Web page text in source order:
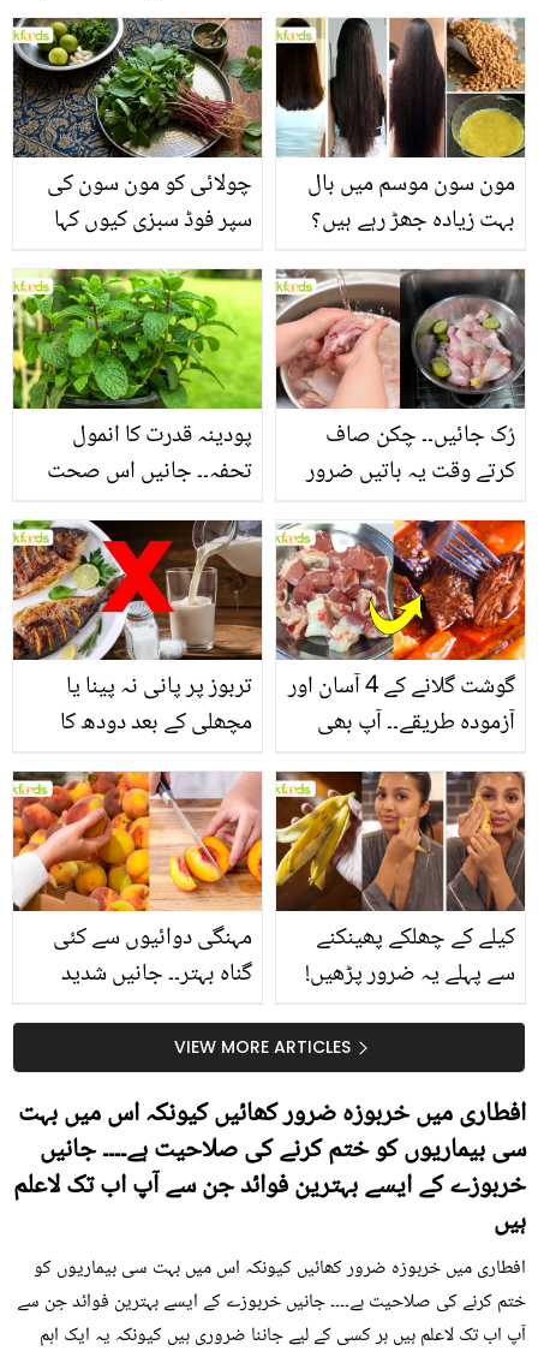
چولائی کو مون سون کی
سپر فوڈ سبزی کیوں کہا
منرلز اور اینٹی آکسیڈنٹس
سے بھرپور اس سبزی کے
فائدے
مون سون موسم میں بال
بہت زیادہ جھڑ رہے ہیں؟
بنانے کے چند قدرتی طریقے
پودینہ قدرت کا انمول
تحفہ۔۔ جانیں اس صحت
انگیز طبی فوائد
رُک جائیں۔۔ چکن صاف
کرتے وقت یہ باتیں ضرور
تربوز پر پانی نہ پینا یا
مچھلی کے بعد دودھ کا
سے متعلق غلط فہمیوں کی
حقیقت کیا ہے اور افواہ
کیا؟
گوشت گلانے کے 4 آسان اور
آزمودہ طریقے۔۔ آپ بھی
بتائے راز
مہنگی دوائیوں سے کئی
گناہ بہتر۔۔ جانیں شدید
کیوں کھانا چاہیے؟
کیلے کے چھلکے پھینکنے
سے پہلے یہ ضرور پڑھیں!
سستا اور قدرتی حلVIEW MORE ARTICLES
افطاری میں خربوزہ ضرور کھائیں کیونکہ اس میں بہت
سی بیماریوں کو ختم کرنے کی صلاحیت ہے۔۔۔۔ جانیں
خربوزے کے ایسے بہترین فوائد جن سے آپ اب تک لاعلم
ہیں
افطاری میں خربوزہ ضرور کھائیں کیونکہ اس میں بہت سی بیماریوں کو
ختم کرنے کی صلاحیت ہے۔۔۔۔ جانیں خربوزے کے ایسے بہترین فوائد جن سے
آپ اب تک لاعلم ہیں ہر کسی کے لیے جاننا ضروری ہیں کیونکہ یہ ایک اہم